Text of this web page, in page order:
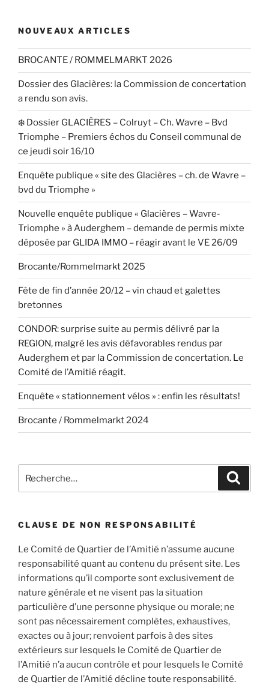
NOUVEAUX ARTICLES
BROCANTE / ROMMELMARKT 2026
Dossier des Glacières: la Commission de concertation
a rendu son avis.
❄️ Dossier GLACIÈRES – Colruyt – Ch. Wavre – Bvd
Triomphe – Premiers échos du Conseil communal de
ce jeudi soir 16/10
Enquête publique « site des Glacières – ch. de Wavre –
bvd du Triomphe »
Nouvelle enquête publique « Glacières – Wavre-
Triomphe » à Auderghem – demande de permis mixte
déposée par GLIDA IMMO – réagir avant le VE 26/09
Brocante/Rommelmarkt 2025
Fête de fin d’année 20/12 – vin chaud et galettes
bretonnes
CONDOR: surprise suite au permis délivré par la
REGION, malgré les avis défavorables rendus par
Auderghem et par la Commission de concertation. Le
Comité de l’Amitié réagit.
Enquête « stationnement vélos » : enfin les résultats!
Brocante / Rommelmarkt 2024
pour
CLAUSE DE NON RESPONSABILITÉ
Le Comité de Quartier de l’Amitié n’assume aucune
responsabilité quant au contenu du présent site. Les
informations qu’il comporte sont exclusivement de
nature générale et ne visent pas la situation
particulière d’une personne physique ou morale; ne
sont pas nécessairement complètes, exhaustives,
exactes ou à jour; renvoient parfois à des sites
extérieurs sur lesquels le Comité de Quartier de
l’Amitié n’a aucun contrôle et pour lesquels le Comité
de Quartier de l’Amitié décline toute responsabilité.